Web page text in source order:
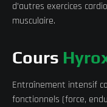
d’autres exercices
musculaire.
Cours
Entraînement intensif
fonctionnels (force,